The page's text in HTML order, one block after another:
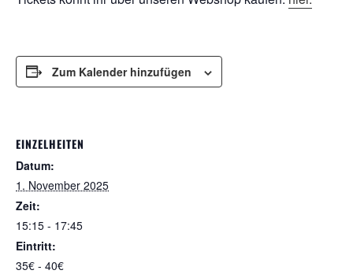
Zum Kalender hinzufügen
EINZELHEITEN
Datum:
1. November 2025
Zeit:
15:15 - 17:45
Eintritt:
35€ - 40€